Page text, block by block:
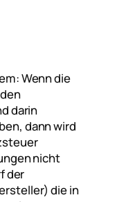
Wenn die
darin
dann wird
nicht
der
die in